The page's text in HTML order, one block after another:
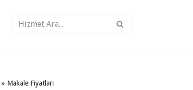
» Makale Fiyatları